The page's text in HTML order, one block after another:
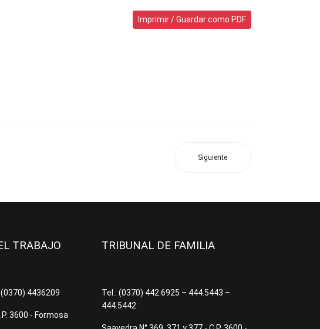
Imprimir / Guardar como PDF
Siguiente
TRABAJO
4436209
3600 - Formosa
TRIBUNAL DE FAMILIA
Tel.: (0370) 442.6925 – 444.5443 –
444.5442